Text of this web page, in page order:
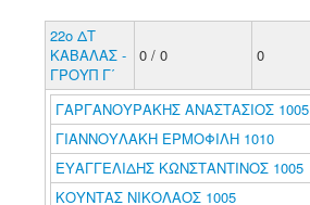
22ο ΔΤ
ΚΑΒΑΛΑΣ -
ΓΡΟΥΠ Γ΄
0 / 0 0
ΓΑΡΓΑΝΟΥΡΑΚΗΣ ΑΝΑΣΤΑΣΙΟΣ 1005
ΓΙΑΝΝΟΥΛΑΚΗ ΕΡΜΟΦΙΛΗ 1010
ΕΥΑΓΓΕΛΙΔΗΣ ΚΩΝΣΤΑΝΤΙΝΟΣ 1005
ΚΟΥΝΤΑΣ ΝΙΚΟΛΑΟΣ 1005